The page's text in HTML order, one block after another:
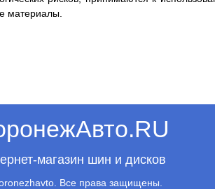
материалы.
магазин шин и дисков
Все права защищены.